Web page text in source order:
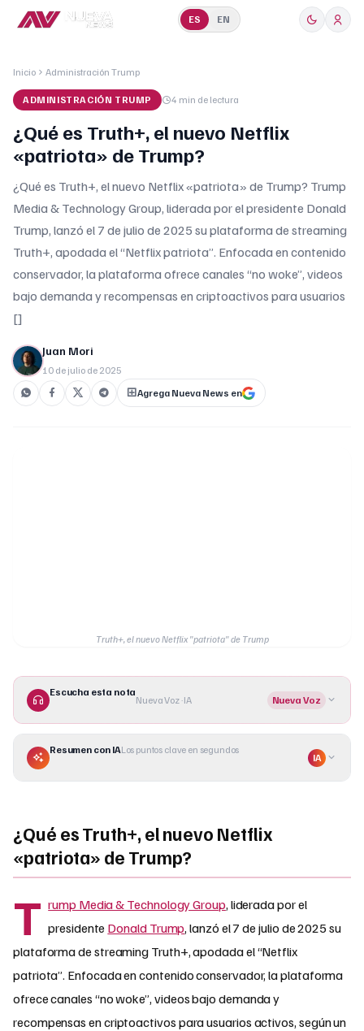
ES EN
Inicio Administración Trump
ADMINISTRACIÓN TRUMP 4 min de lectura
¿Qué es Truth+, el nuevo Netflix
«patriota» de Trump?
¿Qué es Truth+, el nuevo Netflix «patriota» de Trump? Trump
Media & Technology Group, liderada por el presidente Donald
Trump, lanzó el 7 de julio de 2025 su plataforma de streaming
Truth+, apodada el “Netflix patriota”. Enfocada en contenido
conservador, la plataforma ofrece canales “no woke”, videos
bajo demanda y recompensas en criptoactivos para usuarios
[]
Juan Mori
10 de julio de 2025
Agrega Nueva News en
Truth+, el nuevo Netflix "patriota" de Trump
Escucha esta nota
Nueva Voz · IA Nueva Voz
Resumen con IALos puntos clave en segundos
IA
¿Qué es Truth+, el nuevo Netflix
«patriota» de Trump?
T rump Media & Technology Group, liderada por el
presidente Donald Trump, lanzó el 7 de julio de 2025 su
plataforma de streaming Truth+, apodada el “Netflix
patriota”. Enfocada en contenido conservador, la plataforma
ofrece canales “no woke”, videos bajo demanda y
recompensas en criptoactivos para usuarios activos, según un